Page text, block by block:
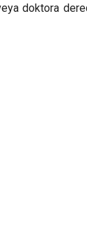
doktora